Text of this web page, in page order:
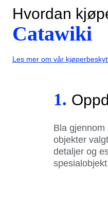
Hvordan
Catawiki
Les mer om vår
1.
Bla
objekter
detaljer og